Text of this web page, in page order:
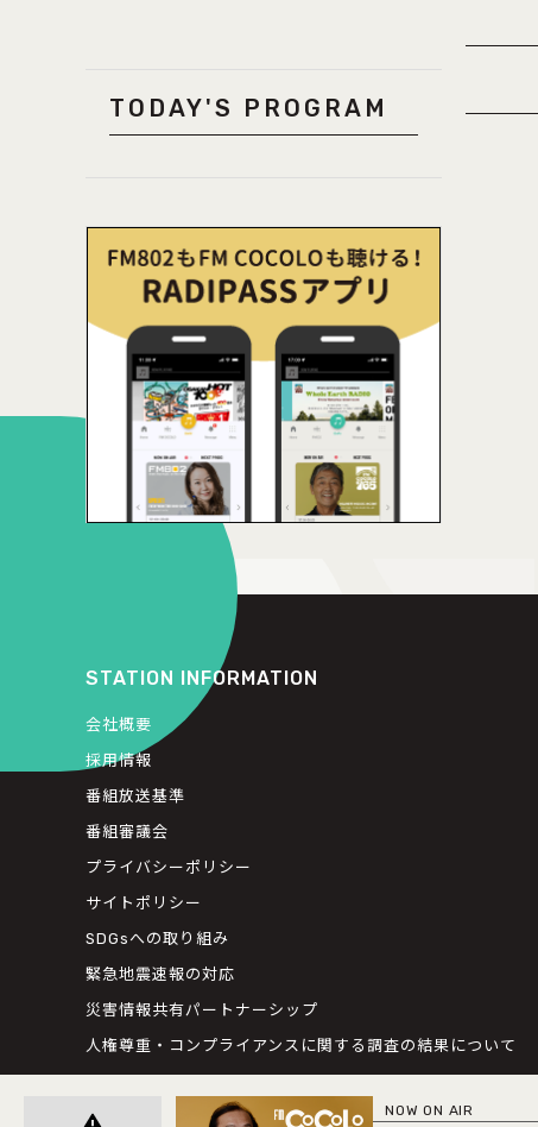
NOW ON AIR
TODAY'S PROGRAM
STATION INFORMATION
会社概要
採用情報
番組放送基準
番組審議会
プライバシーポリシー
サイトポリシー
SDGsへの取り組み
緊急地震速報の対応
災害情報共有パートナーシップ
人権尊重・コンプライアンスに関する調査の結果について